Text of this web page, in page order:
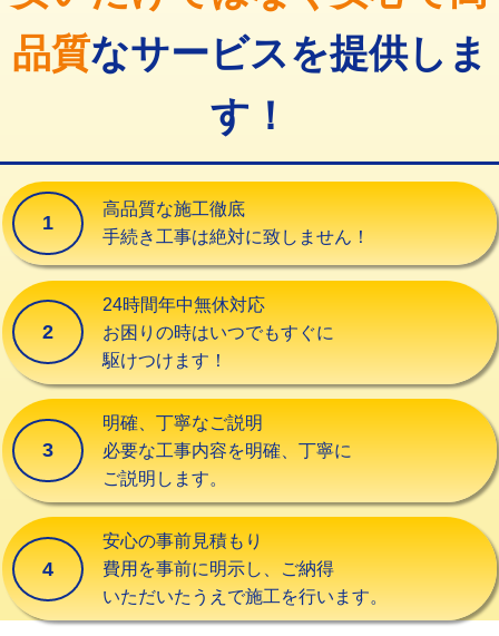
止水・漏水調査・防水処理・清掃・修
理・調整・分解・加工など（重作業）
33,000円
その他部品の脱着 8,800円～
交換・取付(単水栓（壁付・デッキ
式）)
13,200円+材料費
交換・取付(混合水栓（壁付・デッキ
式・ワンホール）)
16,500円+材料費
交換・取付(排水栓・排水トラップ
（P/S/ポップアップ））
交換・取付（その他部品）
持込商品取付（単水栓）
持込商品取付（混合水栓） 16,500円
持込商品取付（浄水器・分岐水栓） 16,500円
給水管工事※（ホール加工)
給水管工事※（バンド止め) 3,300円
品質なサービスを提供しま
す！
1
高品質な施工徹底
手続き工事は絶対に致しません！
2
24時間年中無休対応
お困りの時はいつでもすぐに
駆けつけます！
3
明確、丁寧なご説明
必要な工事内容を明確、丁寧に
ご説明します。
4
安心の事前見積もり
費用を事前に明示し、ご納得
いただいたうえで施工を行います。